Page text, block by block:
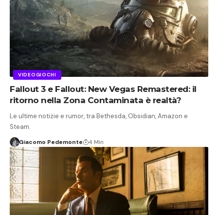
VIDEOGIOCHI
Fallout 3 e Fallout: New Vegas Remastered: il
ritorno nella Zona Contaminata è realtà?
Le ultime notizie e rumor, tra Bethesda, Obsidian, Amazon e
Steam.
Giacomo Pedemonte 4 Min